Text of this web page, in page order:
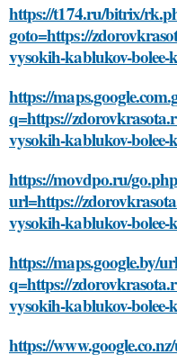
https://t174.ru/bitrix/
goto=https://
vysokih-kablukov-bolee-
https://
q=https://
vysokih-kablukov-bolee-
https://movdpo.ru/
url=https://
vysokih-kablukov-bolee-
https://maps.google.by/
q=https://
vysokih-kablukov-bolee-
https://